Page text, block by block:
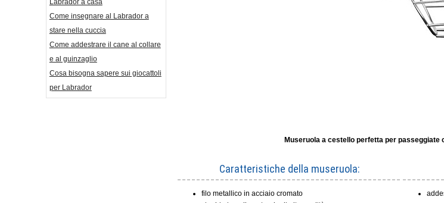
Labrador a casa
Come insegnare al Labrador a
stare nella cuccia
Come addestrare il cane al collare
e al guinzaglio
Cosa bisogna sapere sui giocattoli
per Labrador
Museruola a cestello perfetta per passeggiate
Caratteristiche della museruola:
filo metallico in acciaio cromato